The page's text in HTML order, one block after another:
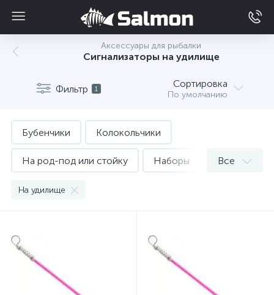
Аксессуары для рыбалки
Сигнализаторы на удилище
Фильтр 1 Сортировка
По умолчанию
Бубенчики Колокольчики
На род-под или стойку Наборы
Свингеры
Все
На удилище